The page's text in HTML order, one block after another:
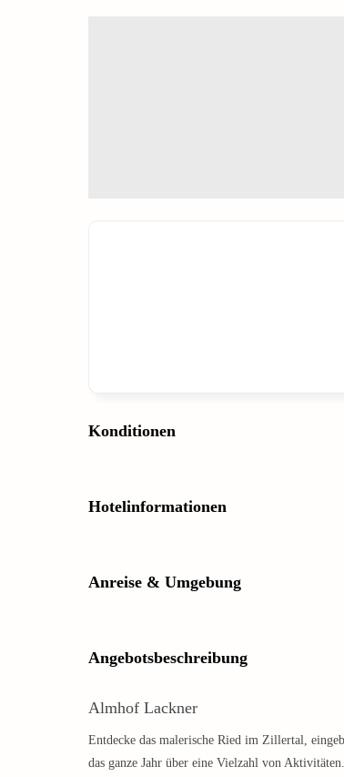
Konditionen
Hotelinformationen
Anreise & Umgebung
Angebotsbeschreibung
Almhof Lackner
Entdecke das malerische Ried im Zillertal,
das ganze Jahr über eine Vielzahl von